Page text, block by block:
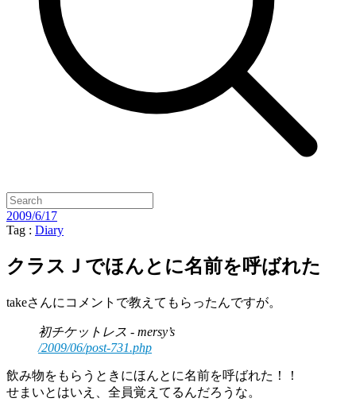
2009/6/17
Tag : Diary
クラスＪでほんとに名前を呼ばれた
takeさんにコメントで教えてもらったんですが。
初チケットレス - mersy’s
/2009/06/post-731.php
飲み物をもらうときにほんとに名前を呼ばれた！！
せまいとはいえ、全員覚えてるんだろうな。